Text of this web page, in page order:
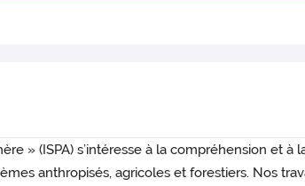
» (ISPA) s’intéresse à la compréhension et
anthropisés, agricoles et forestiers. Nos